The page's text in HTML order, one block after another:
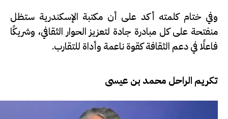
وفي ختام كلمته أكد على أن مكتبة الإسكندرية ستظل
منفتحة على كل مبادرة جادة لتعزيز الحوار الثقافي، وشريكًا
فاعلًا في دعم الثقافة كقوة ناعمة وأداة للتقارب.
تكريم الراحل محمد بن عيسى